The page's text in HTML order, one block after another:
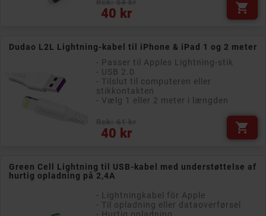
40 kr
Pris 
Dudao L2L Lightning-kabel til iPhone & iPad 1 og 2 meter
- Passer til Apples Lightning-stik
- USB 2.0
- Tilslut til computeren eller
stikkontakten
- Vælg 1 eller 2 meter i længden
40 kr
Pris 
Green Cell Lightning til USB-kabel med understøttelse af
hurtig opladning på 2,4A
- Lightningkabel för Apple
- Til opladning eller dataoverførsel